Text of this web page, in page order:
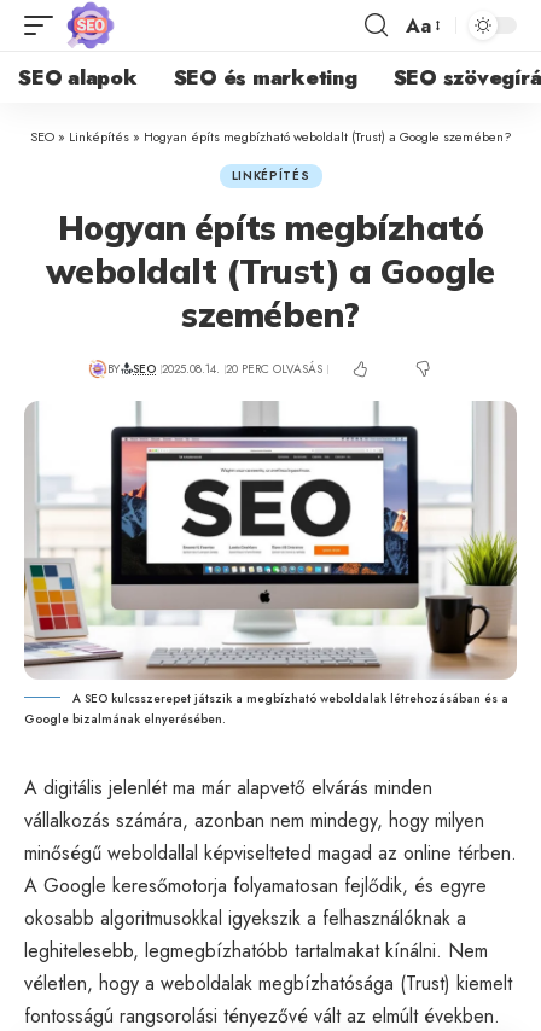
Aa
SEO alapok SEO és marketing SEO
SEO» Linképítés» Hogyan építs megbízható weboldalt (Trust) a Google szemében?
LINKÉPÍTÉS
Hogyan építs megbízható
weboldalt (Trust) a Google
szemében?
BY SEO 2025.08.14. 20 PERC OLVASÁS
A SEO kulcsszerepet játszik a megbízható weboldalak létrehozásában és a
Google bizalmának elnyerésében.
A digitális jelenlét ma már alapvető elvárás minden
vállalkozás számára, azonban nem mindegy, hogy milyen
minőségű weboldallal képviselteted magad az online térben.
A Google keresőmotorja folyamatosan fejlődik, és egyre
okosabb algoritmusokkal igyekszik a felhasználóknak a
leghitelesebb, legmegbízhatóbb tartalmakat kínálni. Nem
véletlen, hogy a weboldalak megbízhatósága (Trust) kiemelt
fontosságú rangsorolási tényezővé vált az elmúlt években.